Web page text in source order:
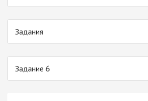
Задания
Задание 6